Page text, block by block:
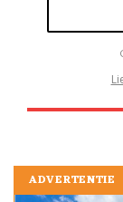
ADVERTENTIE